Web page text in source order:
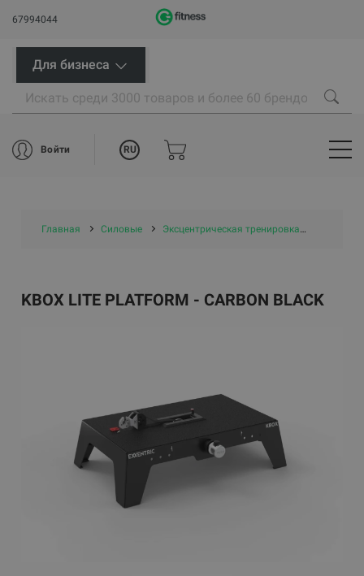
67994044
Для бизнеса
Войти RU
Главная Силовые Эксцентрическая тренировка
KBOX LITE PLATFORM - CARBON BLACK